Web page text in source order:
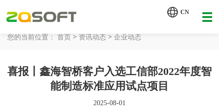
CN
工业AI
您的当前位置： 首页 > 资讯动态 > 企业动态
喜报丨鑫海智桥客户入选工信部2022年度智
能制造标准应用试点项目
2025-08-01
【AI 智能体重塑企业运营管理.pdf】